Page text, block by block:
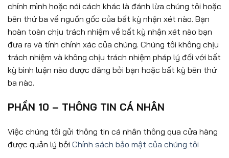
chính mình hoặc nói cách khác là đánh lừa chúng tôi hoặc
bên thứ ba về nguồn gốc của bất kỳ nhận xét nào. Bạn
hoàn toàn chịu trách nhiệm về bất kỳ nhận xét nào bạn
đưa ra và tính chính xác của chúng. Chúng tôi không chịu
trách nhiệm và không chịu trách nhiệm pháp lý đối với bất
kỳ bình luận nào được đăng bởi bạn hoặc bất kỳ bên thứ
ba nào.
PHẦN 10 – THÔNG TIN CÁ NHÂN
Việc chúng tôi gửi thông tin cá nhân thông qua cửa hàng
được quản lý bởi Chính sách bảo mật của chúng tôi